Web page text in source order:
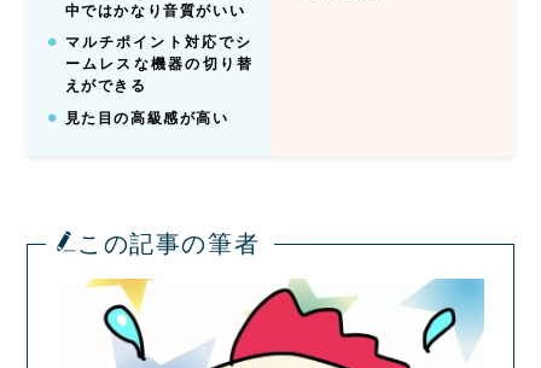
中ではかなり音質がいい
マルチポイント対応でシ
ームレスな機器の切り替
えができる
見た目の高級感が高い
この記事の筆者